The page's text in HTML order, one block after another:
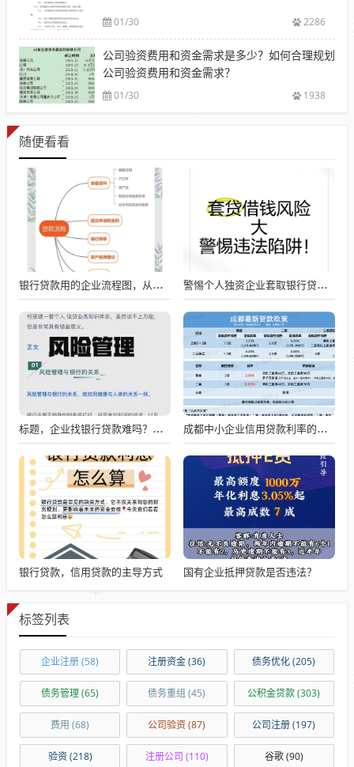
01/30 2286
公司验资费用和资金需求是多少？如何合理规划
公司验资费用和资金需求？
01/30 1938
随便看看
银行贷款用的企业流程图，从申请到放款的全流程解析 警惕个人独资企业套取银行贷款的风险
标题，企业找银行贷款难吗？深度剖析与应对策略 成都中小企业信用贷款利率的影响因素与应对策略
银行贷款，信用贷款的主导方式 国有企业抵押贷款是否违法？
标签列表
企业注册(58) 注册资金(36) 债务优化(205)
债务管理(65) 债务重组(45) 公积金贷款(303)
费用 (68) 公司验资(87) 公司注册(197)
验资(218) 注册公司 (110) 谷歌(90)